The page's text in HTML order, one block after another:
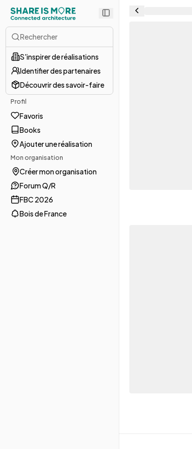
Rechercher
S'inspirer de réalisations
Identifier des partenaires
Découvrir des savoir-faire
Profil
Favoris
Books
Ajouter une réalisation
Mon organisation
Créer mon organisation
Forum Q/R
FBC 2026
Bois de France